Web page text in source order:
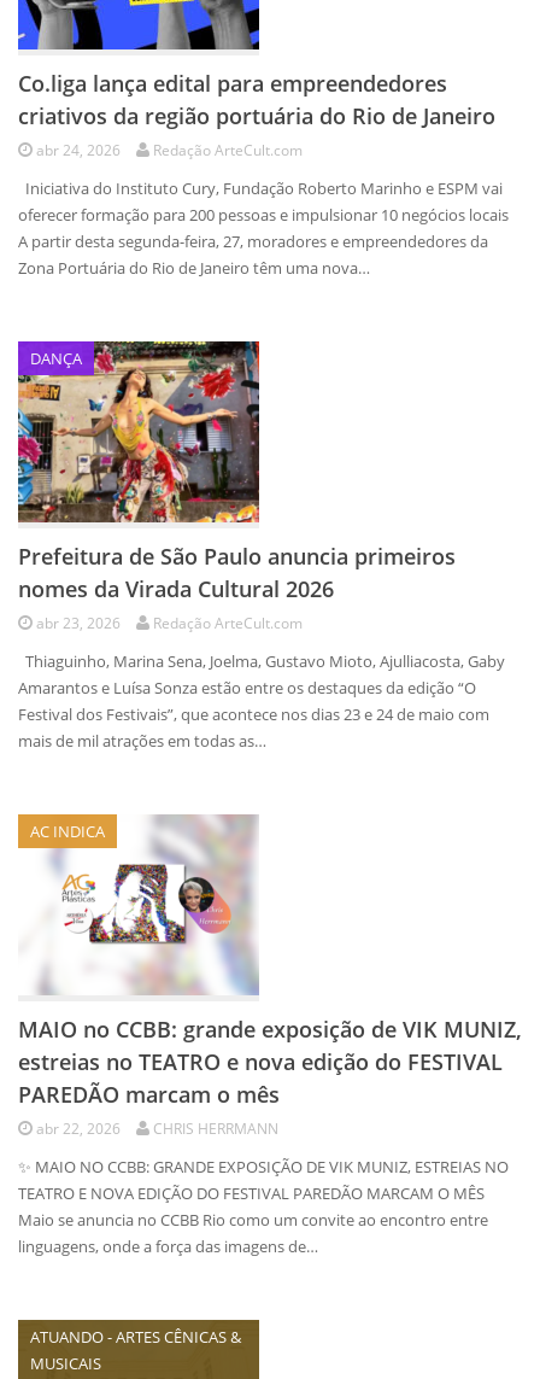
Co.liga lança edital para empreendedores
criativos da região portuária do Rio de Janeiro
abr 24, 2026 Redação ArteCult.com
Iniciativa do Instituto Cury, Fundação Roberto Marinho e ESPM vai
oferecer formação para 200 pessoas e impulsionar 10 negócios locais
A partir desta segunda-feira, 27, moradores e empreendedores da
Zona Portuária do Rio de Janeiro têm uma nova…
DANÇA
Prefeitura de São Paulo anuncia primeiros
nomes da Virada Cultural 2026
abr 23, 2026 Redação ArteCult.com
Thiaguinho, Marina Sena, Joelma, Gustavo Mioto, Ajulliacosta, Gaby
Amarantos e Luísa Sonza estão entre os destaques da edição “O
Festival dos Festivais”, que acontece nos dias 23 e 24 de maio com
mais de mil atrações em todas as…
AC INDICA
MAIO no CCBB: grande exposição de VIK MUNIZ,
estreias no TEATRO e nova edição do FESTIVAL
PAREDÃO marcam o mês
abr 22, 2026 CHRIS HERRMANN
✨ MAIO NO CCBB: GRANDE EXPOSIÇÃO DE VIK MUNIZ, ESTREIAS NO
TEATRO E NOVA EDIÇÃO DO FESTIVAL PAREDÃO MARCAM O MÊS
Maio se anuncia no CCBB Rio como um convite ao encontro entre
linguagens, onde a força das imagens de…
ATUANDO - ARTES CÊNICAS &
MUSICAIS